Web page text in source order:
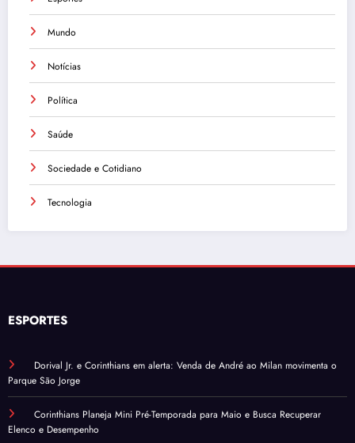
Mundo
Notícias
Política
Saúde
Sociedade e Cotidiano
Tecnologia
ESPORTES
Dorival Jr. e Corinthians em alerta: Venda de André ao Milan movimenta o
Parque São Jorge
Corinthians Planeja Mini Pré-Temporada para Maio e Busca Recuperar
Elenco e Desempenho